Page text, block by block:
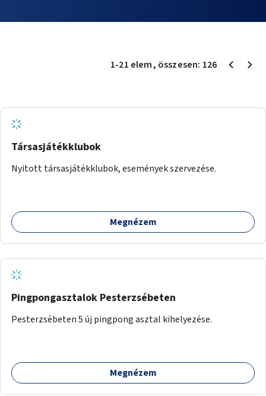
1-21 elem, összesen: 126
Társasjátékklubok
Nyitott társasjátékklubok, események szervezése.
Megnézem
Pingpongasztalok Pesterzsébeten
Pesterzsébeten 5 új pingpong asztal kihelyezése.
Megnézem